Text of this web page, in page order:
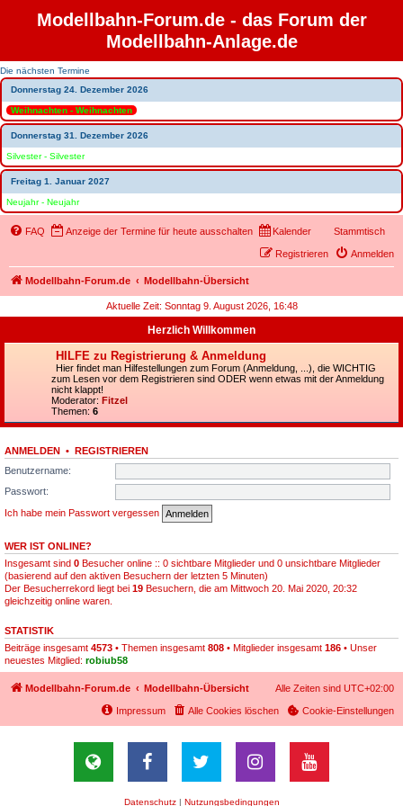
Modellbahn-Forum.de - das Forum der
Modellbahn-Anlage.de
Die nächsten Termine
Donnerstag 24. Dezember 2026
Weihnachten - Weihnachten
Donnerstag 31. Dezember 2026
Silvester - Silvester
Freitag 1. Januar 2027
Neujahr - Neujahr
FAQ Anzeige der Termine für heute ausschalten Kalender Stammtisch
Anmelden
Registrieren
Modellbahn-Forum.de Modellbahn-Übersicht
Aktuelle Zeit: Sonntag 9. August 2026, 16:48
Herzlich Willkommen
HILFE zu Registrierung & Anmeldung
Hier findet man Hilfestellungen zum Forum (Anmeldung, ...), die WICHTIG
zum Lesen vor dem Registrieren sind ODER wenn etwas mit der Anmeldung
nicht klappt!
Moderator: Fitzel
Themen: 6
ANMELDEN • REGISTRIEREN
Benutzername:
Passwort:
Ich habe mein Passwort vergessen
WER IST ONLINE?
Insgesamt sind 0 Besucher online :: 0 sichtbare Mitglieder und 0 unsichtbare Mitglieder
(basierend auf den aktiven Besuchern der letzten 5 Minuten)
Der Besucherrekord liegt bei 19 Besuchern, die am Mittwoch 20. Mai 2020, 20:32
gleichzeitig online waren.
STATISTIK
Beiträge insgesamt 4573 • Themen insgesamt 808 • Mitglieder insgesamt 186 • Unser
neuestes Mitglied: robiub58
Modellbahn-Forum.de Modellbahn-Übersicht Alle Zeiten sind UTC+02:00
Cookie-Einstellungen
Alle Cookies löschen
Impressum
Datenschutz| Nutzungsbedingungen